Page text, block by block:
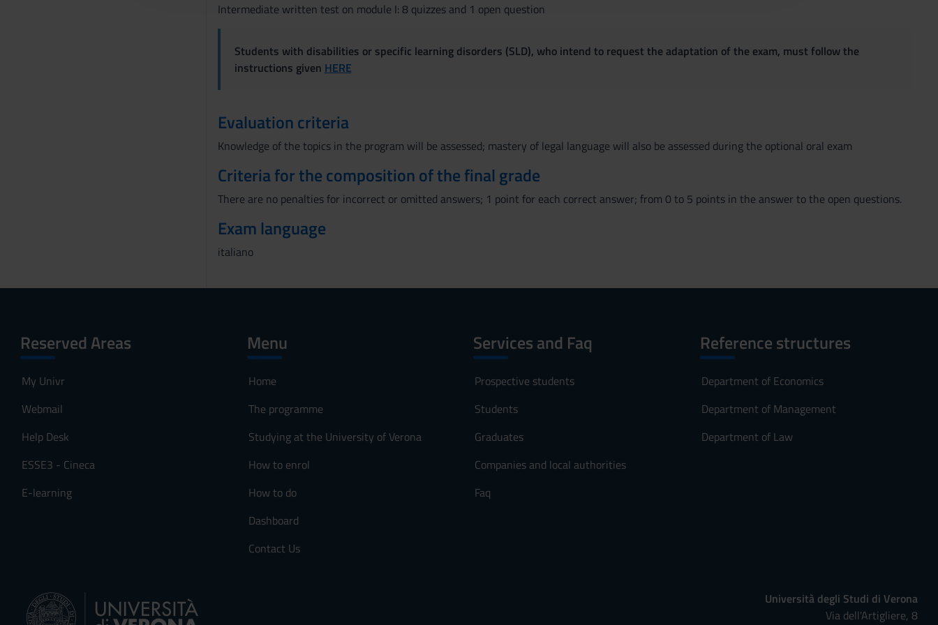
Intermediate written test on module I: 8 quizzes and 1 open question
Students with disabilities or specific learning disorders (SLD), who intend to request the adaptation of the exam, must follow the
instructions given HERE
Evaluation criteria
Knowledge of the topics in the program will be assessed; mastery of legal language will also be assessed during the optional oral exam
Criteria for the composition of the final grade
There are no penalties for incorrect or omitted answers; 1 point for each correct answer; from 0 to 5 points in the answer to the open questions.
Exam language
italiano
Reserved Areas
My Univr
Webmail
Help Desk
ESSE3 - Cineca
E-learning
Menu
Home
The programme
Studying at the University of Verona
How to enrol
How to do
Dashboard
Contact Us
Services and Faq
Prospective students
Students
Graduates
Companies and local authorities
Faq
Reference structures
Department of Economics
Department of Management
Department of Law
Università degli Studi di Verona
Via dell'Artigliere, 8